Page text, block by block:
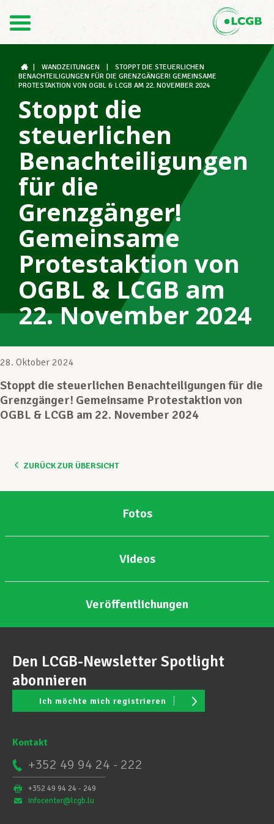
FR
Der LCGB
Gewerkschaftsstrukturen
Unterstützung im Arbeitsalltag
Ihre Rechte
Unterstützung im Privatleben
Mitglied werden
WANDZEITUNGEN
STOPPT DIE STEUERLICHEN
BENACHTEILIGUNGEN FÜR DIE GRENZGÄNGER! GEMEINSAME
PROTESTAKTION VON OGBL & LCGB AM 22. NOVEMBER 2024
Stoppt die
steuerlichen
Benachteiligungen
für die
Grenzgänger!
Gemeinsame
Protestaktion von
OGBL & LCGB am
22. November 2024
28. Oktober 2024
Stoppt die steuerlichen Benachteiligungen für die
Grenzgänger! Gemeinsame Protestaktion von
OGBL & LCGB am 22. November 2024
ZURÜCK ZUR ÜBERSICHT
Fotos
Videos
Veröffentlichungen
Den LCGB-Newsletter Spotlight
abonnieren
Ich möchte mich registrieren
Kontakt
+352 49 94 24 - 222
+352 49 94 24 - 249
infocenter@lcgb.lu